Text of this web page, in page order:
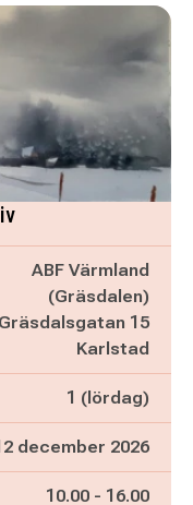
ABF Värmland
(Gräsdalen)
Gräsdalsgatan 15
Karlstad
1 (lördag)
december 2026
Pågår mellan
10.00 - och
16.00